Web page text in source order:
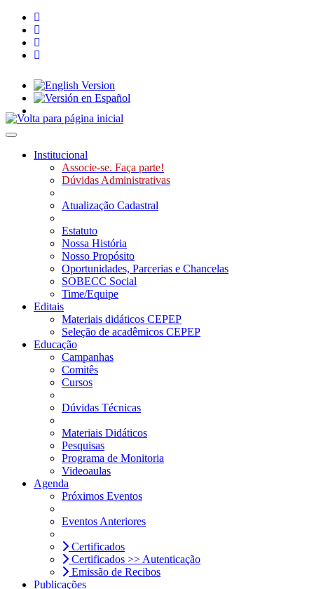
Toggle navigation
Institucional
Associe-se. Faça parte!
Dúvidas Administrativas
Atualização Cadastral
Estatuto
Nossa História
Nosso Propósito
Oportunidades, Parcerias e Chancelas
SOBECC Social
Time/Equipe
Editais
Materiais didáticos CEPEP
Seleção de acadêmicos CEPEP
Educação
Campanhas
Comitês
Cursos
Dúvidas Técnicas
Materiais Didáticos
Pesquisas
Programa de Monitoria
Videoaulas
Agenda
Próximos Eventos
Eventos Anteriores
Certificados
Certificados >> Autenticação
Emissão de Recibos
Publicações